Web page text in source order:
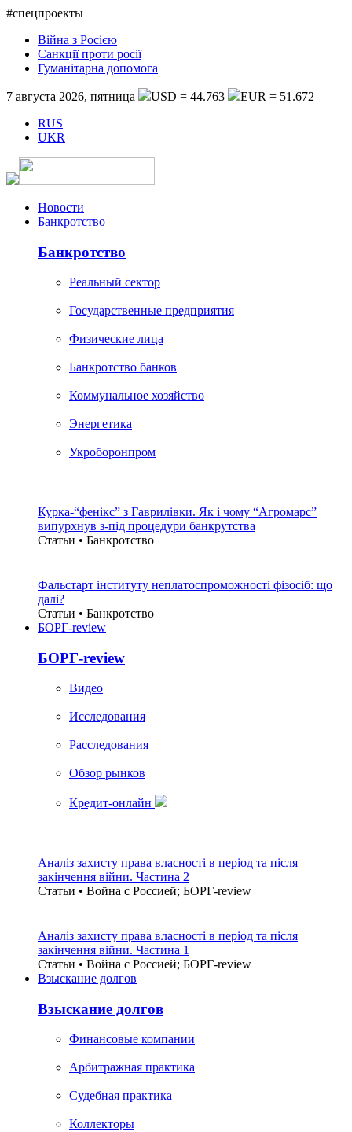
#спецпроекты
Війна з Росією
Санкції проти росії
Гуманітарна допомога
7 августа 2026, пятница USD = 44.763
EUR = 51.672
RUS
UKR
Новости
Банкротство
Банкротство
Реальный сектор
Государственные предприятия
Физические лица
Банкротство банков
Коммунальное хозяйство
Энергетика
Укроборонпром
Курка-“фенікс” з Гаврилівки. Як і чому “Агромарс”
випурхнув з-під процедури банкрутства
Статьи • Банкротство
Фальстарт інституту неплатоспроможності фізосіб: що
далі?
Статьи • Банкротство
БОРГ-review
БОРГ-review
Видео
Исследования
Расследования
Обзор рынков
Кредит-онлайн
Аналіз захисту права власності в період та після
закінчення війни. Частина 2
Статьи • Война с Россией; БОРГ-review
Аналіз захисту права власності в період та після
закінчення війни. Частина 1
Статьи • Война с Россией; БОРГ-review
Взыскание долгов
Взыскание долгов
Финансовые компании
Арбитражная практика
Судебная практика
Коллекторы